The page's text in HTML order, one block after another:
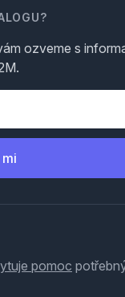
ozveme s
pomoc